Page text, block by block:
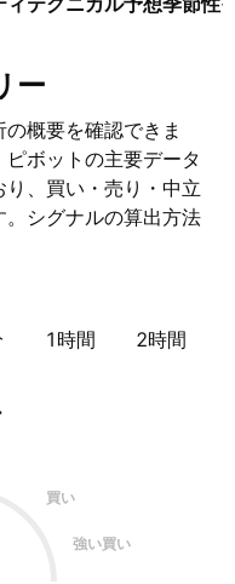
ー
概要を確認できま
ボットの主要データ
、買い・売り・中立
シグナルの算出方法
1時間 2時間
買い
強い買い